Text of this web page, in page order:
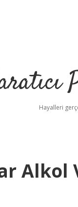
Hayalleri
Alkol